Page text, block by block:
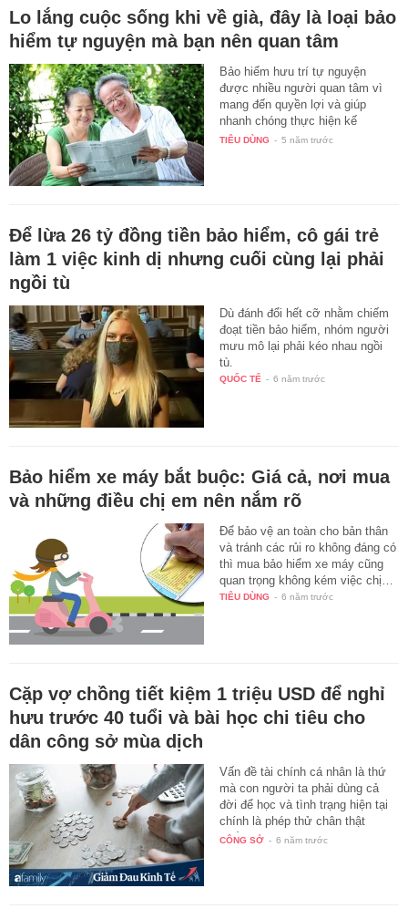
Lo lắng cuộc sống khi về già, đây là loại bảo
hiểm tự nguyện mà bạn nên quan tâm
Bảo hiểm hưu trí tự nguyện
được nhiều người quan tâm vì
mang đến quyền lợi và giúp
nhanh chóng thực hiện kế
hoạch…
TIÊU DÙNG - 5 năm trước
Để lừa 26 tỷ đồng tiền bảo hiểm, cô gái trẻ
làm 1 việc kinh dị nhưng cuối cùng lại phải
ngồi tù
Dù đánh đổi hết cỡ nhằm chiếm
đoạt tiền bảo hiểm, nhóm người
mưu mô lại phải kéo nhau ngồi
tù.
QUỐC TẾ - 6 năm trước
Bảo hiểm xe máy bắt buộc: Giá cả, nơi mua
và những điều chị em nên nắm rõ
Để bảo vệ an toàn cho bản thân
và tránh các rủi ro không đáng có
thì mua bảo hiểm xe máy cũng
quan trọng không kém việc chị…
TIÊU DÙNG - 6 năm trước
Cặp vợ chồng tiết kiệm 1 triệu USD để nghỉ
hưu trước 40 tuổi và bài học chi tiêu cho
dân công sở mùa dịch
Vấn đề tài chính cá nhân là thứ
mà con người ta phải dùng cả
đời để học và tình trạng hiện tại
chính là phép thử chân thật
nhất…
CÔNG SỞ - 6 năm trước